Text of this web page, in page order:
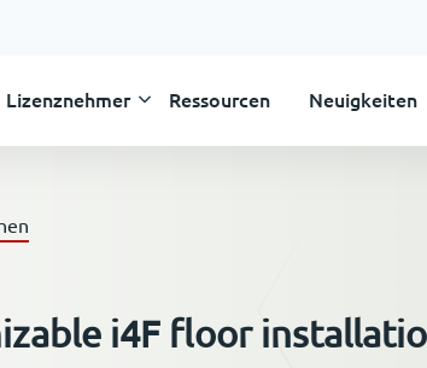
Lizenznehmer Ressourcen Neuigkeiten
i4F floor